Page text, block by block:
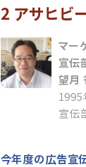
2 アサヒビ
マー
宣伝
望月
1995
宣伝
今年度の広告宣